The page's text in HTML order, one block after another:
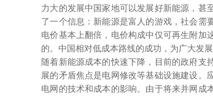
力大的发展中国家地可以发展好新能源，甚
了一个信息：新能源是富人的游戏，社会需
电价基本上翻倍，电价构成中仅可再生附加
的。中国相对低成本路线的成功，为广大发
随着新能源成本的快速下降，目前的政府支
展的矛盾焦点是电网修改等基础设施建设。
电网的技术和成本的影响。由于将来并网成